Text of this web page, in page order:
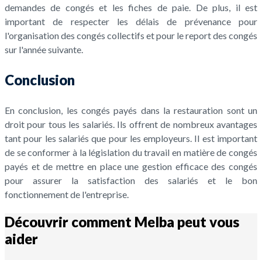
demandes de congés et les fiches de paie. De plus, il est
important de respecter les délais de prévenance pour
l'organisation des congés collectifs et pour le report des congés
sur l'année suivante.
Conclusion
En conclusion, les congés payés dans la restauration sont un
droit pour tous les salariés. Ils offrent de nombreux avantages
tant pour les salariés que pour les employeurs. Il est important
de se conformer à la législation du travail en matière de congés
payés et de mettre en place une gestion efficace des congés
pour assurer la satisfaction des salariés et le bon
fonctionnement de l'entreprise.
Découvrir comment Melba peut vous
aider